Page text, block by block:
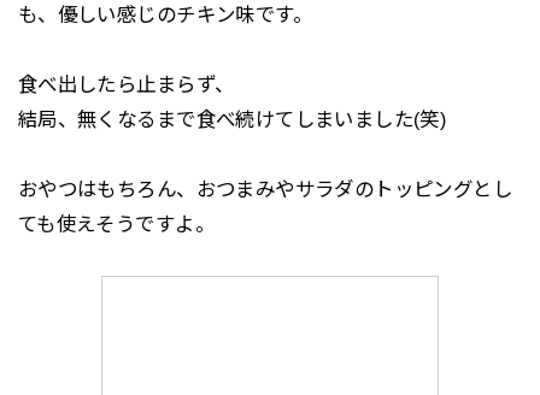
も、優しい感じのチキン味です。
食べ出したら止まらず、
結局、無くなるまで食べ続けてしまいました(笑)
おやつはもちろん、おつまみやサラダのトッピングとし
ても使えそうですよ。